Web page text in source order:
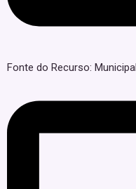
Fonte do Recurso: Municipal